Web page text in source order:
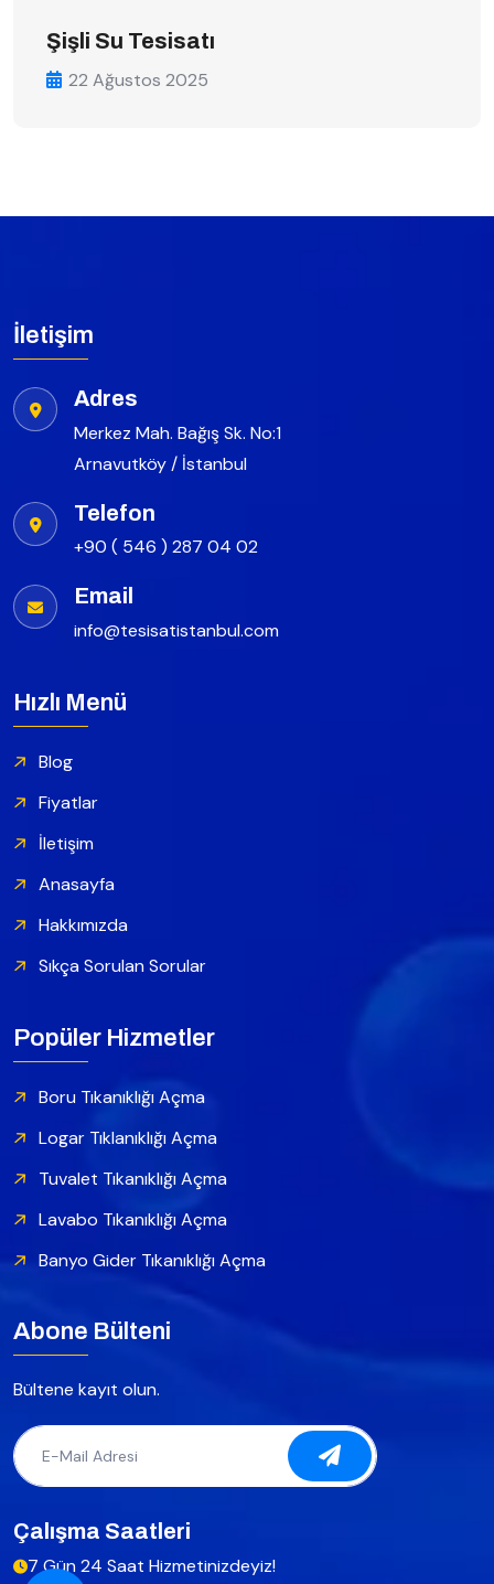
Şişli Su Tesisatı
22 Ağustos 2025
İletişim
Adres
Merkez Mah. Bağış Sk. No:1
Arnavutköy / İstanbul
Telefon
+90 ( 546 ) 287 04 02
Email
info@tesisatistanbul.com
Hızlı Menü
Blog
Fiyatlar
İletişim
Anasayfa
Hakkımızda
Sıkça Sorulan Sorular
Popüler Hizmetler
Boru Tıkanıklığı Açma
Logar Tıklanıklığı Açma
Tuvalet Tıkanıklığı Açma
Lavabo Tıkanıklığı Açma
Banyo Gider Tıkanıklığı Açma
Abone Bülteni
Bültene kayıt olun.
Çalışma Saatleri
7 Gün 24 Saat Hizmetinizdeyiz!